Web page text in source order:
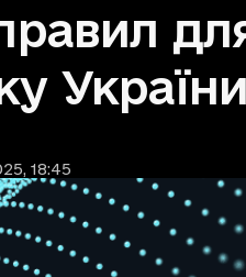
України
, 18:45